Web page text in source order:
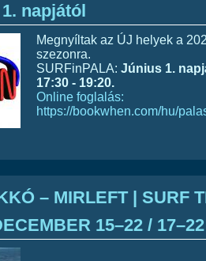
napjától
Megnyíltak az ÚJ helyek a
szezonra.
SURFinPALA: Június 1.
17:30 - 19:20.
Online foglalás:
https://bookwhen.com/hu/
– MIRLEFT | SURF
15–22 / 17–22